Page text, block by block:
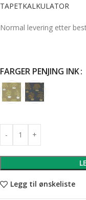
TAPETKALKULATOR
Normal levering etter
FARGER PENJING INK
Legg til ønskeliste